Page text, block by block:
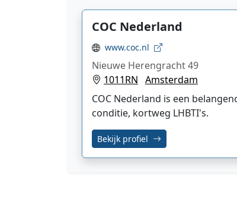
COC Nederland
www.coc.nl
Nieuwe Herengracht 49
1011RN Amsterdam
COC Nederland is een
conditie, kortweg LHBTI's.
Bekijk profiel